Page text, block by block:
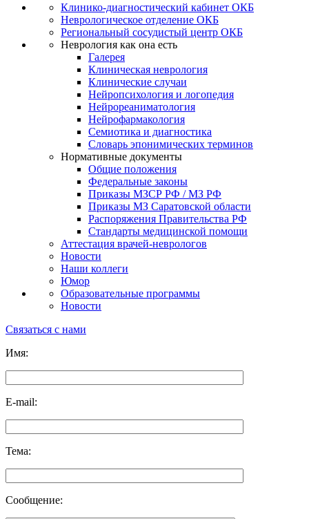
Клинико-диагностический кабинет ОКБ
Неврологическое отделение ОКБ
Региональный сосудистый центр ОКБ
Неврология как она есть
Галерея
Клиническая неврология
Клинические случаи
Нейропсихология и логопедия
Нейрореаниматология
Нейрофармакология
Семиотика и диагностика
Словарь эпонимических терминов
Нормативные документы
Общие положения
Федеральные законы
Приказы МЗСР РФ / МЗ РФ
Приказы МЗ Саратовской области
Распоряжения Правительства РФ
Стандарты медицинской помощи
Аттестация врачей-неврологов
Новости
Наши коллеги
Юмор
Образовательные программы
Новости
Связаться с нами
Имя:
E-mail:
Тема:
Сообщение: